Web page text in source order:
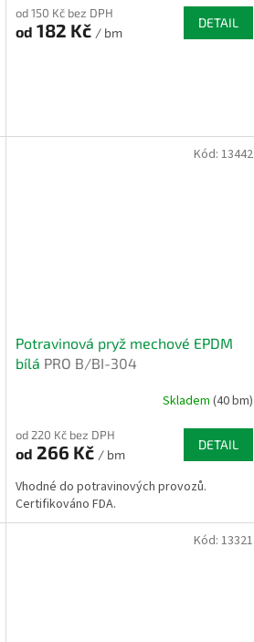
od 150 Kč bez DPH
od 182 Kč / bm
DETAIL
Potravinová pryž mechové EPDM
bílá PRO B/BI-304
Skladem (40 bm)
od 220 Kč bez DPH
od 266 Kč / bm
DETAIL
Vhodné do potravinových provozů.
Certifikováno FDA.
Kód: 13442
Kód: 13321